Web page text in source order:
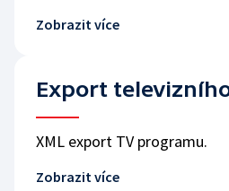
Zobrazit více
Export
XML export TV programu.
Zobrazit více